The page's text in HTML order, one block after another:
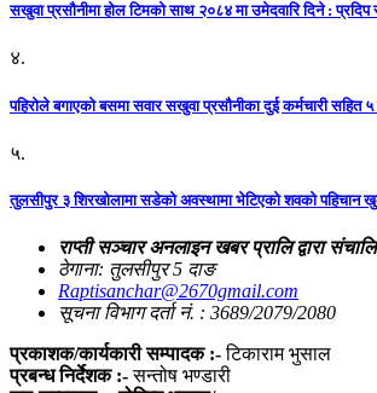
सखुवा प्रसौनीमा होल टिमको साथ २०८४ मा उमेदवारि दिने : प्रदिप
४.
पहिराेले बगाएकाे बसमा सवार सखुवा प्रसाैनीका दुई कर्मचारी सहित ५
५.
तुलसीपुर ३ शिरखोलामा सडेको अवस्थामा भेटिएको शवको पहिचान
राप्ती सञ्चार अनलाइन खबर प्रालि द्वारा
ठेगाना: तुलसीपुर 5 दाङ
Raptisanchar@2670gmail.com
सूचना विभाग दर्ता नं. : 3689/2079/2080
प्रकाशक/कार्यकारी सम्पादक :-टिकाराम भुसाल
प्रबन्ध निर्देशक :-सन्तोष भण्डारी